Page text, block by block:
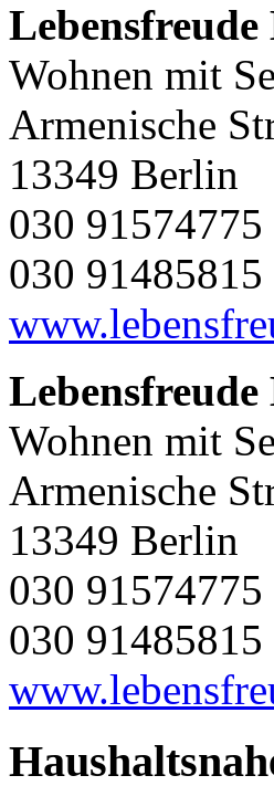
Lebensfreude
Wohnen mit
Armenische
13349 Berlin
030 91574775
030 91485815
Lebensfreude
Wohnen mit
Armenische
13349 Berlin
030 91574775
030 91485815